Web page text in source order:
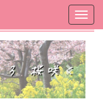
n
e
x
t